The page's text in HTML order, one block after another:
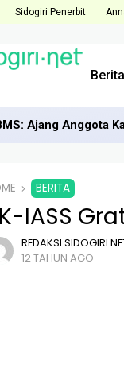
Sidogiri Penerbit
Berita
Ajang Anggota
BERITA
IASS
REDAKSI
12 TAHUN AGO